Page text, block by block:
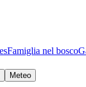
Famiglia nel bosco
Meteo